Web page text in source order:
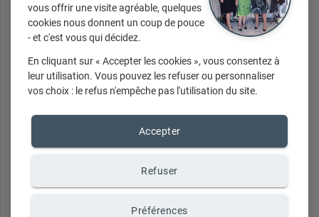
Nos services
vous offrir une visite agréable, quelques
cookies nous donnent un coup de pouce
- et c'est vous qui décidez.
En cliquant sur « Accepter les cookies », vous consentez à
leur utilisation. Vous pouvez les refuser ou personnaliser
vos choix : le refus n'empêche pas l'utilisation du site.
Accepter
Refuser
Préférences